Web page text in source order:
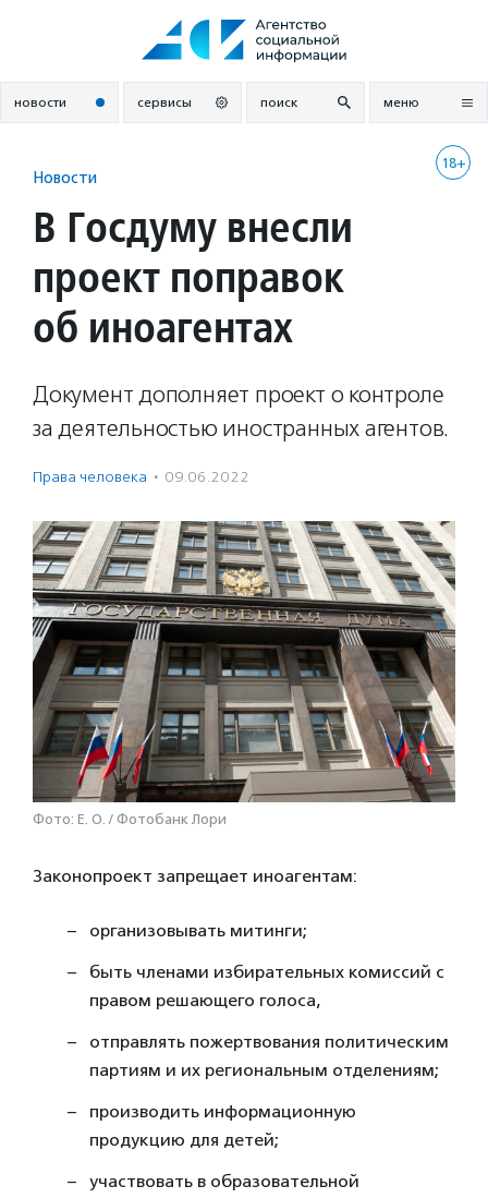
новости сервисы поиск меню
18+
Новости
В Госдуму внесли
проект поправок
об иноагентах
Документ дополняет проект о контроле
за деятельностью иностранных агентов.
Права человека · 09.06.2022
Фото: E. O. / Фотобанк Лори
Законопроект запрещает иноагентам:
организовывать митинги;
быть членами избирательных комиссий с
правом решающего голоса,
отправлять пожертвования политическим
партиям и их региональным отделениям;
производить информационную
продукцию для детей;
участвовать в образовательной